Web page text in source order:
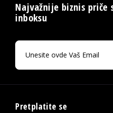
Najvažnije biznis priče
inboksu
Pretplatite se